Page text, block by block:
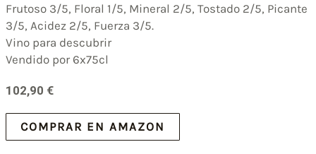
Frutoso 3/5, Floral 1/5, Mineral 2/5, Tostado 2/5, Picante
3/5, Acidez 2/5, Fuerza 3/5.
Vino para descubrir
Vendido por 6x75cl
102,90 €
COMPRAR EN AMAZON